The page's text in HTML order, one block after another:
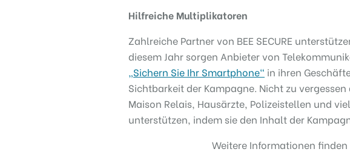
Hilfreiche Multiplikatoren
Zahlreiche Partner von BEE SECURE
diesem Jahr sorgen Anbieter von
„Sichern Sie Ihr Smartphone“ in ihren
Sichtbarkeit der Kampagne. Nicht zu
Maison Relais, Hausärzte, Polizeistellen und
unterstützen, indem sie den Inhalt der
Weitere Informationen finden